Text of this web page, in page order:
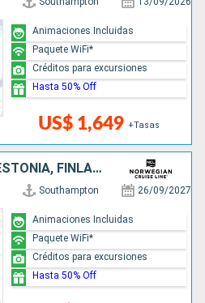
US$ 1,649 +Tasas
Animaciones Incluidas
Paquete WiFi*
Créditos para excursiones
Hasta 50% Off
REINO UNIDO, SUECIA, ESTONIA, FINLANDIA, DINAMARCA, PAISES BAJOS
Southampton 26/09/2027
Animaciones Incluidas
Paquete WiFi*
Créditos para excursiones
Hasta 50% Off